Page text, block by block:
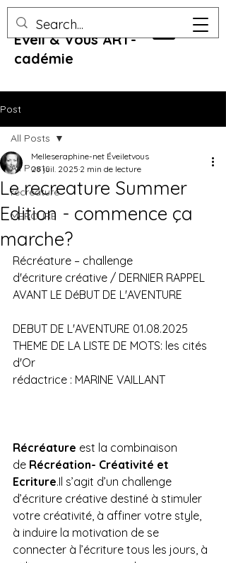
Eveil & Vous ART-
cadémie
Post
All Posts
recreature
MERCURE
All Posts
Le recreature Summer
Edition - commence ça
marche?
Melleseraphine-net Éveiletvous
28 juil. 2025 2 min de lecture
Récréature – challenge
d'écriture créative / DERNIER RAPPEL
AVANT LE DéBUT DE L'AVENTURE
DEBUT DE L'AVENTURE 01.08.2025
THEME DE LA LISTE DE MOTS: les cités
d'Or
rédactrice : MARINE VAILLANT
Récréature est la combinaison
de Récréation- Créativité et
Ecriture.Il s’agit d’un challenge
d’écriture créative destiné à stimuler
votre créativité, à affiner votre style,
à induire la motivation de se
connecter à l’écriture tous les jours, à